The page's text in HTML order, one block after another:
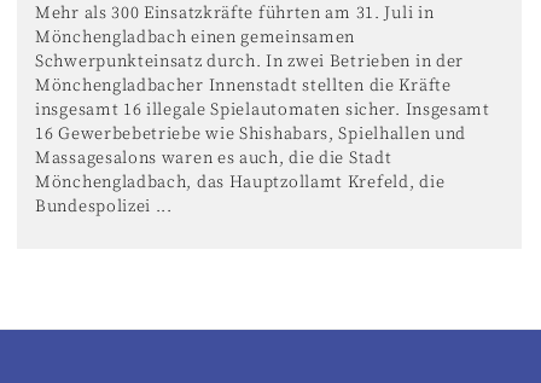
Mehr als 300 Einsatzkräfte führten am 31. Juli in
Mönchengladbach einen gemeinsamen
Schwerpunkteinsatz durch. In zwei Betrieben in der
Mönchengladbacher Innenstadt stellten die Kräfte
insgesamt 16 illegale Spielautomaten sicher. Insgesamt
16 Gewerbebetriebe wie Shishabars, Spielhallen und
Massagesalons waren es auch, die die Stadt
Mönchengladbach, das Hauptzollamt Krefeld, die
Bundespolizei ...